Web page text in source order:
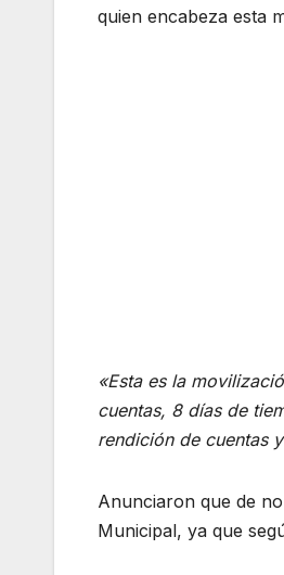
quien encabeza esta
«Esta es la
cuentas, 8 días de
rendición de cuentas
Anunciaron que de
Municipal, ya que